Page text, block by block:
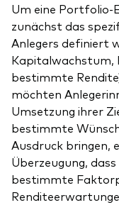
Um eine Portfolio-
zunächst das
Anlegers definiert
Kapitalwachstum,
bestimmte
möchten
Umsetzung ihrer
bestimmte
Ausdruck bringen,
Überzeugung,
bestimmte